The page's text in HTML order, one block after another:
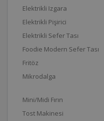
Elektrikli Izgara
Elektrikli Pişirici
Elektrikli Sefer Tası
Foodie Modern Sefer Tası
Fritöz
Mikrodalga
Mini/Midi Fırın
Tost Makinesi